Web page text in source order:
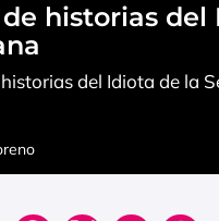
historias del
del Idiota de la